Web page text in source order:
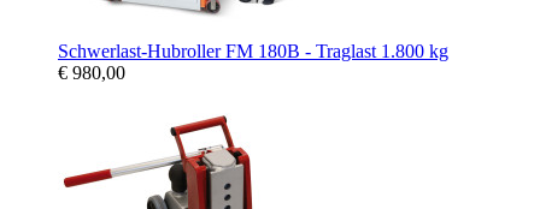
Schwerlast-Hubroller FM 180B - Traglast 1.800 kg
€ 980,00